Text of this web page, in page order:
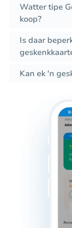
Watter tipe
koop?
Is daar
Kan ek 'n